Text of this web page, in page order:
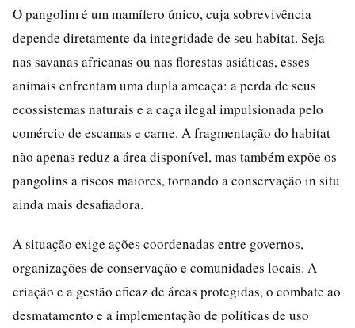
O pangolim é um mamífero único, cuja sobrevivência
depende diretamente da integridade de seu habitat. Seja
nas savanas africanas ou nas florestas asiáticas, esses
animais enfrentam uma dupla ameaça: a perda de seus
ecossistemas naturais e a caça ilegal impulsionada pelo
comércio de escamas e carne. A fragmentação do habitat
não apenas reduz a área disponível, mas também expõe os
pangolins a riscos maiores, tornando a conservação in situ
ainda mais desafiadora.
A situação exige ações coordenadas entre governos,
organizações de conservação e comunidades locais. A
criação e a gestão eficaz de áreas protegidas, o combate ao
desmatamento e a implementação de políticas de uso